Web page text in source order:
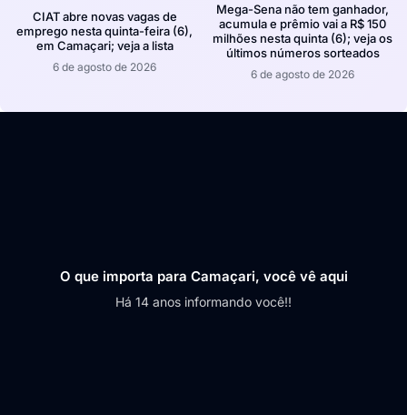
CIAT abre novas vagas de
emprego nesta quinta-feira (6),
em Camaçari; veja a lista
6 de agosto de 2026
Mega-Sena não tem ganhador,
acumula e prêmio vai a R$ 150
milhões nesta quinta (6); veja os
últimos números sorteados
6 de agosto de 2026
O que importa para Camaçari, você vê aqui
Há 14 anos informando você!!